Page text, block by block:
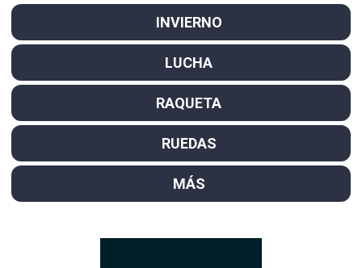
INVIERNO
LUCHA
RAQUETA
RUEDAS
MÁS